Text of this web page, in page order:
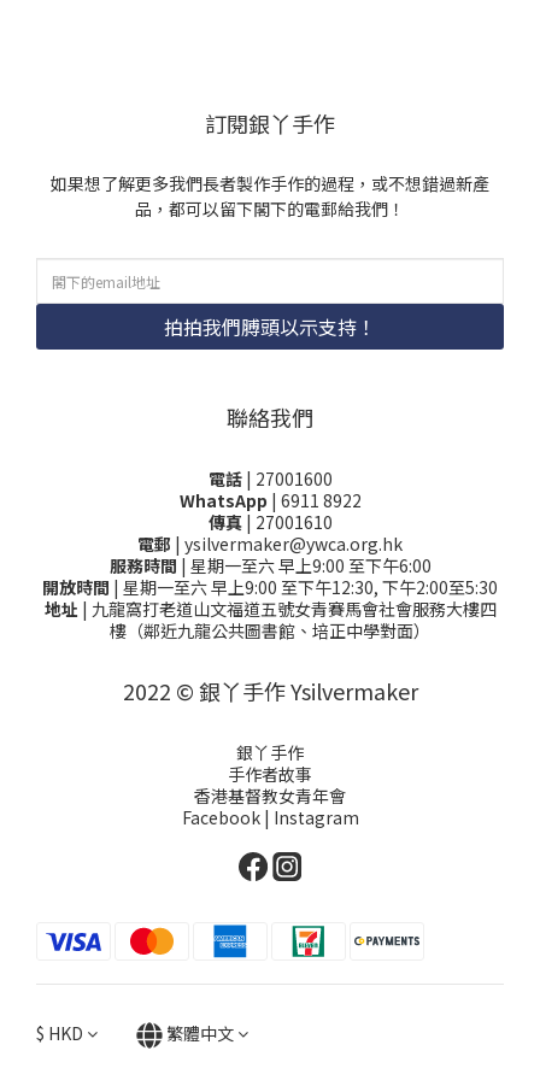
訂閱銀丫手作
如果想了解更多我們長者製作手作的過程，或不想錯過新產
品，都可以留下閣下的電郵給我們！
拍拍我們膊頭以示支持！
聯絡我們
電話 | 27001600
WhatsApp | 6911 8922
傳真| 27001610
電郵 | ysilvermaker@ywca.org.hk
服務時間 | 星期一至六 早上9:00 至下午6:00
開放時間 | 星期一至六 早上9:00 至下午12:30, 下午2:00至5:30
地址 | 九龍窩打老道山文福道五號女青賽馬會社會服務大樓四
樓（鄰近九龍公共圖書館、培正中學對面）
2022 © 銀丫手作 Ysilvermaker
銀丫手作
手作者故事
香港基督教女青年會
Facebook | Instagram
$ HKD 繁體中文